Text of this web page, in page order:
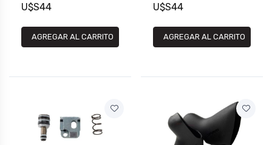
U$S44
AGREGAR AL CARRITO
U$S44
AGREGAR AL CARRITO